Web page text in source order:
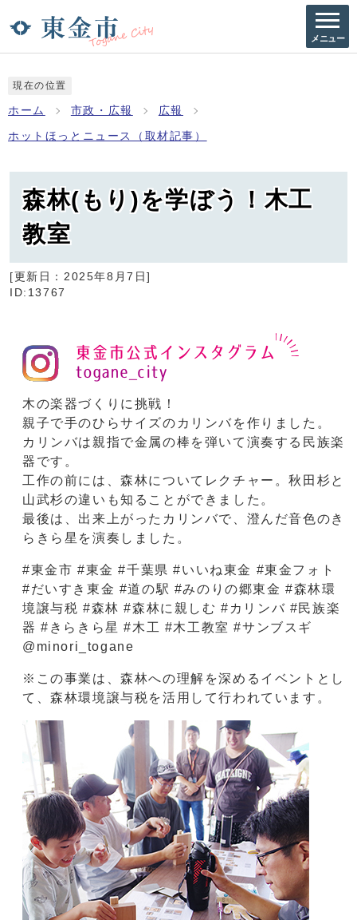
メニュー
現在の位置
ホーム 市政・広報 広報
ホットほっとニュース（取材記事）
森林(もり)を学ぼう！木工
教室
[更新日： 2025年8月7日]
ID:13767
木の楽器づくりに挑戦！
親子で手のひらサイズのカリンバを作りました。
カリンバは親指で金属の棒を弾いて演奏する民族楽
器です。
工作の前には、森林についてレクチャー。秋田杉と
山武杉の違いも知ることができました。
最後は、出来上がったカリンバで、澄んだ音色のき
らきら星を演奏しました。
#東金市 #東金 #千葉県 #いいね東金 #東金フォト
#だいすき東金 #道の駅 #みのりの郷東金 #森林環
境譲与税 #森林 #森林に親しむ #カリンバ #民族楽
器 #きらきら星 #木工 #木工教室 #サンブスギ
@minori_togane
※この事業は、森林への理解を深めるイベントとし
て、森林環境譲与税を活用して行われています。